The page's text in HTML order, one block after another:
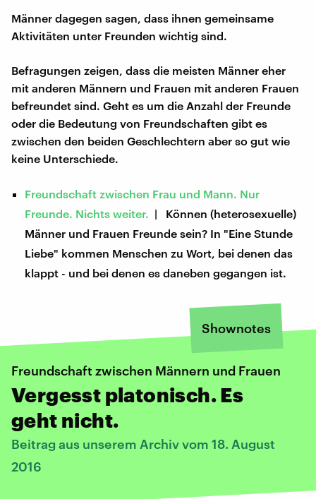
Männer dagegen sagen, dass ihnen gemeinsame
Aktivitäten unter Freunden wichtig sind.
Befragungen zeigen, dass die meisten Männer eher
mit anderen Männern und Frauen mit anderen Frauen
befreundet sind. Geht es um die Anzahl der Freunde
oder die Bedeutung von Freundschaften gibt es
zwischen den beiden Geschlechtern aber so gut wie
keine Unterschiede.
Freundschaft zwischen Frau und Mann. Nur
Freunde. Nichts weiter. | Können (heterosexuelle)
Männer und Frauen Freunde sein? In "Eine Stunde
Liebe" kommen Menschen zu Wort, bei denen das
klappt - und bei denen es daneben gegangen ist.
Shownotes
Freundschaft zwischen Männern und Frauen
Vergesst platonisch. Es
geht nicht.
Beitrag aus unserem Archiv vom 18. August
2016